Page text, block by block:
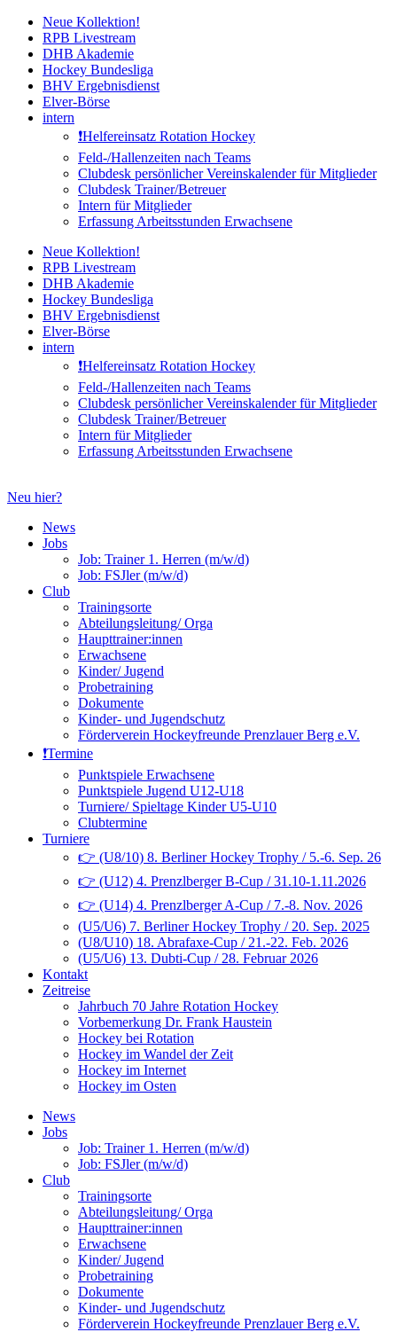
Zum
Inhalt
springen
Neue Kollektion!
RPB Livestream
DHB Akademie
Hockey Bundesliga
BHV Ergebnisdienst
Elver-Börse
intern
❗️Helfereinsatz Rotation Hockey
Feld-/Hallenzeiten nach Teams
Clubdesk persönlicher Vereinskalender für Mitglieder
Clubdesk Trainer/Betreuer
Intern für Mitglieder
Erfassung Arbeitsstunden Erwachsene
Neue Kollektion!
RPB Livestream
DHB Akademie
Hockey Bundesliga
BHV Ergebnisdienst
Elver-Börse
intern
❗️Helfereinsatz Rotation Hockey
Feld-/Hallenzeiten nach Teams
Clubdesk persönlicher Vereinskalender für Mitglieder
Clubdesk Trainer/Betreuer
Intern für Mitglieder
Erfassung Arbeitsstunden Erwachsene
Neu hier?
News
Jobs
Job: Trainer 1. Herren (m/w/d)
Job: FSJler (m/w/d)
Club
Trainingsorte
Abteilungsleitung/ Orga
Haupttrainer:innen
Erwachsene
Kinder/ Jugend
Probetraining
Dokumente
Kinder- und Jugendschutz
Förderverein Hockeyfreunde Prenzlauer Berg e.V.
❗️Termine
Punktspiele Erwachsene
Punktspiele Jugend U12-U18
Turniere/ Spieltage Kinder U5-U10
Clubtermine
Turniere
👉 (U8/10) 8. Berliner Hockey Trophy / 5.-6. Sep. 26
👉 (U12) 4. Prenzlberger B-Cup / 31.10-1.11.2026
👉 (U14) 4. Prenzlberger A-Cup / 7.-8. Nov. 2026
(U5/U6) 7. Berliner Hockey Trophy / 20. Sep. 2025
(U8/U10) 18. Abrafaxe-Cup / 21.-22. Feb. 2026
(U5/U6) 13. Dubti-Cup / 28. Februar 2026
Kontakt
Zeitreise
Jahrbuch 70 Jahre Rotation Hockey
Vorbemerkung Dr. Frank Haustein
Hockey bei Rotation
Hockey im Wandel der Zeit
Hockey im Internet
Hockey im Osten
News
Jobs
Job: Trainer 1. Herren (m/w/d)
Job: FSJler (m/w/d)
Club
Trainingsorte
Abteilungsleitung/ Orga
Haupttrainer:innen
Erwachsene
Kinder/ Jugend
Probetraining
Dokumente
Kinder- und Jugendschutz
Förderverein Hockeyfreunde Prenzlauer Berg e.V.